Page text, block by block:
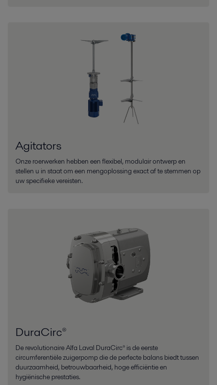
Agitators
Onze roerwerken hebben een flexibel, modulair ontwerp en
stellen u in staat om een mengoplossing exact af te stemmen op
uw specifieke vereisten.
DuraCirc®
De revolutionaire Alfa Laval DuraCirc® is de eerste
circumferentiële zuigerpomp die de perfecte balans biedt tussen
duurzaamheid, betrouwbaarheid, hoge efficiëntie en
hygiënische prestaties.